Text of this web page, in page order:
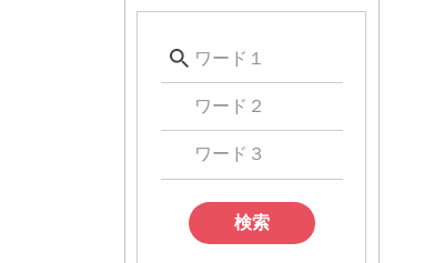
検索